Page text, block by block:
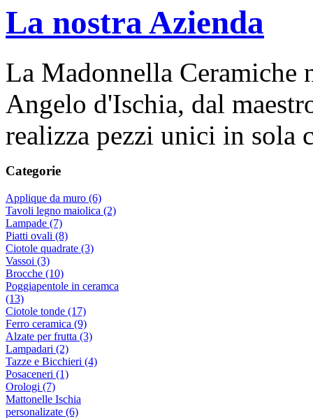
La nostra Azienda
La Madonnella Ceramiche
Angelo d'Ischia, dal
realizza pezzi unici in sola
Categorie
Applique da muro (6)
Tavoli legno maiolica (2)
Lampade (7)
Piatti ovali (8)
Ciotole quadrate (3)
Vassoi (3)
Brocche (10)
Poggiapentole in ceramca
(13)
Ciotole tonde (17)
Ferro ceramica (9)
Alzate per frutta (3)
Lampadari (2)
Tazze e Bicchieri (4)
Posaceneri (1)
Orologi (7)
Mattonelle Ischia
personalizate (6)